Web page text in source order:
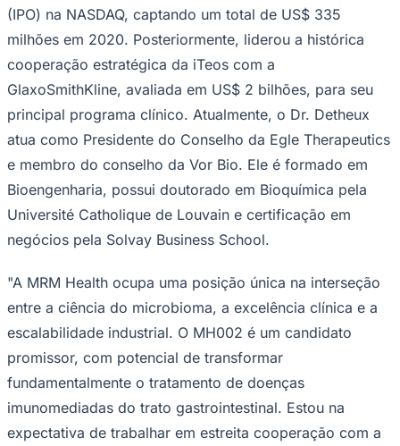
Corinthians
(IPO) na NASDAQ, captando um total de US$ 335
milhões em 2020. Posteriormente, liderou a histórica
cooperação estratégica da iTeos com a
GlaxoSmithKline, avaliada em US$ 2 bilhões, para seu
principal programa clínico. Atualmente, o Dr. Detheux
atua como Presidente do Conselho da Egle Therapeutics
e membro do conselho da Vor Bio. Ele é formado em
Bioengenharia, possui doutorado em Bioquímica pela
Université Catholique de Louvain e certificação em
negócios pela Solvay Business School.
"A MRM Health ocupa uma posição única na interseção
entre a ciência do microbioma, a excelência clínica e a
escalabilidade industrial. O MH002 é um candidato
promissor, com potencial de transformar
fundamentalmente o tratamento de doenças
imunomediadas do trato gastrointestinal. Estou na
expectativa de trabalhar em estreita cooperação com a